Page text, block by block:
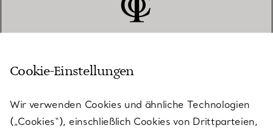
KUNDENSERVICE
SERVICES
Cookie-Einstellungen
Wir verwenden Cookies und ähnliche Technologien
(„Cookies“), einschließlich Cookies von Drittparteien,